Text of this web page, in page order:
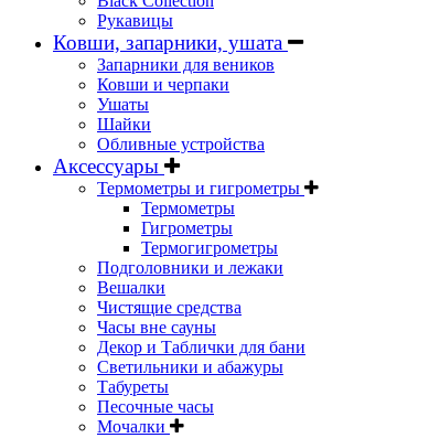
Рукавицы
Ковши, запарники, ушата
Запарники для веников
Ковши и черпаки
Ушаты
Шайки
Обливные устройства
Аксессуары
Термометры и гигрометры
Термометры
Гигрометры
Термогигрометры
Подголовники и лежаки
Вешалки
Чистящие средства
Часы вне сауны
Декор и Таблички для бани
Светильники и абажуры
Табуреты
Песочные часы
Мочалки